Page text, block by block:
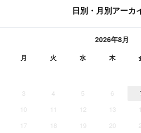
日別・月別アーカ
2026年8月
月 火 水 木
3
4 5 6
10
11 12 13
17
18 19 20